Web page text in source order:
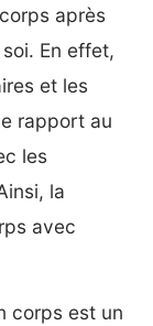
après
En effet,
et les
rapport au
les
la
avec
corps est un